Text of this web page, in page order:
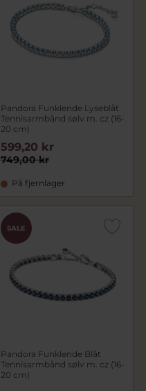
Pandora Funklende Lyseblåt
Tennisarmbånd sølv m. cz (16-
20 cm)
749,00 kr
599,20 kr
På fjernlager
SALE
Pandora Funklende Blåt
Tennisarmbånd sølv m. cz (16-
20 cm)